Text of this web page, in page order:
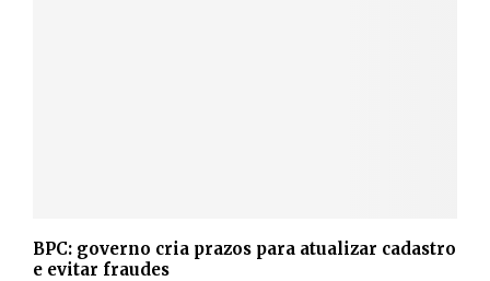
BPC: governo cria prazos para atualizar cadastro
e evitar fraudes